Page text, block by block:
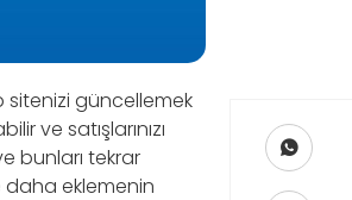
sitenizi güncellemek
ve satışlarınızı
bunları tekrar
daha eklemenin